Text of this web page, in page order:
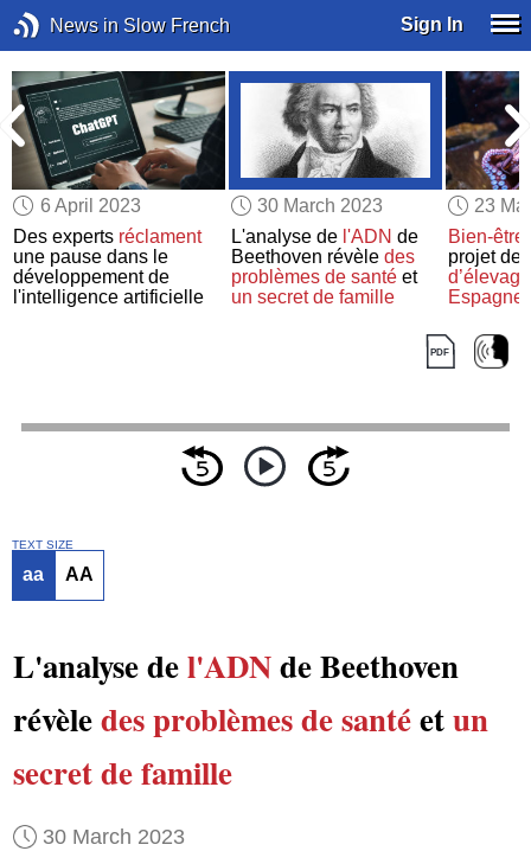
News in Slow French Sign In
6 April 2023
Des experts réclament
une pause dans le
développement de
l'intelligence artificielle
30 March 2023
L'analyse de l'ADN de
Beethoven révèle des
problèmes de santéet
un secret de famille
23
Bien-être
projet de
Espagne
TEXT SIZE
aa AA
L'analyse del'ADNde Beethoven
révèledes problèmes de santéetun
secret de famille
30 March 2023